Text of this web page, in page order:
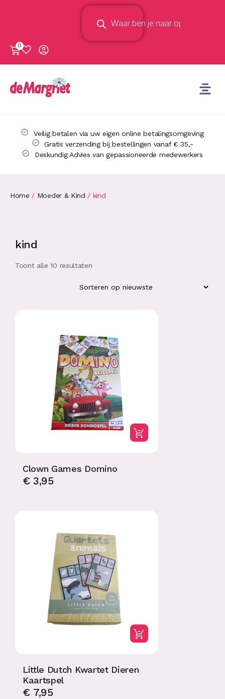
0
Veilig betalen via uw eigen online betalingsomgeving
Gratis verzending bij bestellingen vanaf € 35,-
Deskundig Advies van gepassioneerde medewerkers
Home / Moeder & Kind / kind
kind
Toont alle 10 resultaten
Clown Games Domino
€3,95
Little Dutch Kwartet Dieren
Kaartspel
€7,95